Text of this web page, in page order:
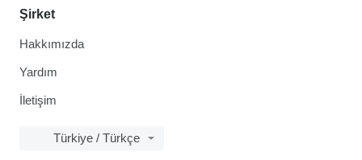
Şirket
Hakkımızda
Yardım
İletişim
Türkiye / Türkçe